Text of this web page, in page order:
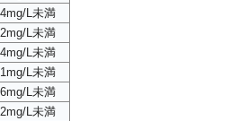
L未満
L未満
L未満
L未満
L未満
L未満